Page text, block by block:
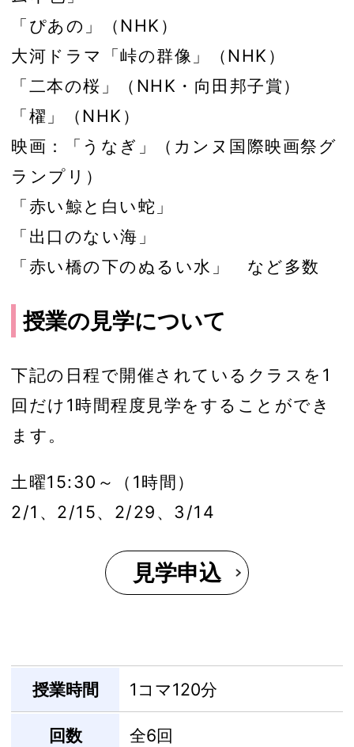
「ぴあの」（NHK）
大河ドラマ「峠の群像」（NHK）
「二本の桜」（NHK・向田邦子賞）
「櫂」（NHK）
映画：「うなぎ」（カンヌ国際映画祭グ
ランプリ）
「赤い鯨と白い蛇」
「出口のない海」
「赤い橋の下のぬるい水」 など多数
授業の見学について
下記の日程で開催されているクラスを1
回だけ1時間程度見学をすることができ
ます。
土曜15:30～（1時間）
2/1、2/15、2/29、3/14
見学申込
授業時間 1コマ120分
回数 全6回